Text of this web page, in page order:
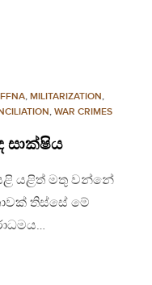
, MILITARIZATION,
, WAR CRIMES
සාක්ෂිය
යළි යළිත් මතු වන්නේ
තිස්සේ මේ